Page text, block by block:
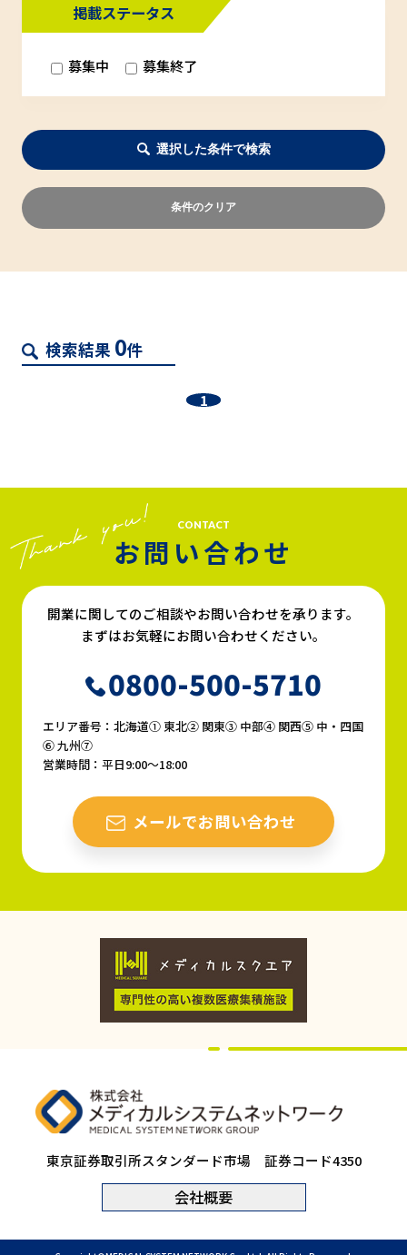
掲載ステータス
募集中 募集終了
選択した条件で検索
条件のクリア
検索結果 0件
1
CONTACT
お問い合わせ
開業に関してのご相談やお問い合わせを承ります。
まずはお気軽にお問い合わせください。
0800-500-5710
エリア番号：北海道① 東北② 関東③ 中部④ 関西⑤ 中・四国
⑥ 九州⑦
営業時間：平日9:00〜18:00
メールでお問い合わせ
東京証券取引所スタンダード市場 証券コード4350
会社概要